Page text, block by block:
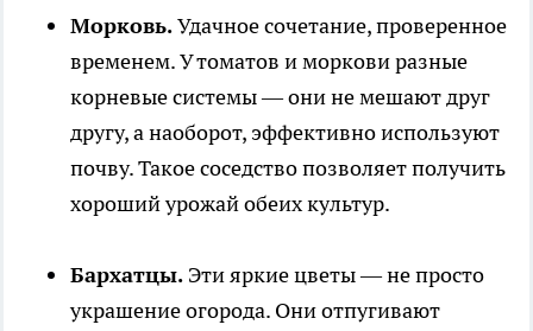
Морковь.Удачное сочетание, проверенное
временем. У томатов и моркови разные
корневые системы — они не мешают друг
другу, а наоборот, эффективно используют
почву. Такое соседство позволяет получить
хороший урожай обеих культур.
Бархатцы. Эти яркие цветы — не просто
украшение огорода. Они отпугивают